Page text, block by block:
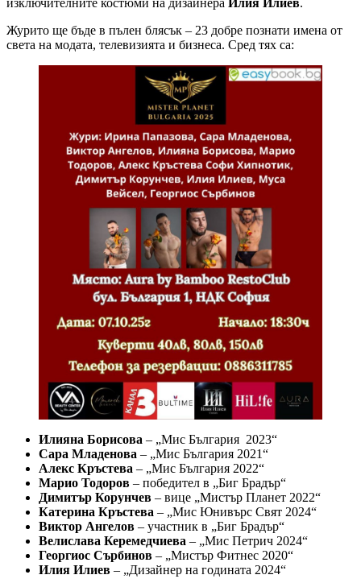
изключителните костюми на дизайнера Илия Илиев.
Журито ще бъде в пълен блясък – 23 добре познати имена от
света на модата, телевизията и бизнеса. Сред тях са:
Илияна Борисова – „Мис България 2023“
Сара Младенова – „Мис България 2021“
Алекс Кръстева – „Мис България 2022“
Марио Тодоров – победител в „Биг Брадър“
Димитър Корунчев – вице „Мистър Планет 2022“
Катерина Кръстева – „Мис Юнивърс Свят 2024“
Виктор Ангелов – участник в „Биг Брадър“
Велислава Керемедчиева – „Мис Петрич 2024“
Георгиос Сърбинов – „Мистър Фитнес 2020“
Илия Илиев – „Дизайнер на годината 2024“